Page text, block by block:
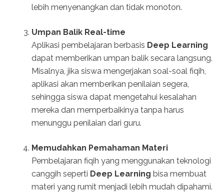
lebih menyenangkan dan tidak monoton.
Umpan Balik Real-time
Aplikasi pembelajaran berbasis Deep Learning
dapat memberikan umpan balik secara langsung.
Misalnya, jika siswa mengerjakan soal-soal fiqih,
aplikasi akan memberikan penilaian segera,
sehingga siswa dapat mengetahui kesalahan
mereka dan memperbaikinya tanpa harus
menunggu penilaian dari guru.
Memudahkan Pemahaman Materi
Pembelajaran fiqih yang menggunakan teknologi
canggih seperti Deep Learning bisa membuat
materi yang rumit menjadi lebih mudah dipahami.